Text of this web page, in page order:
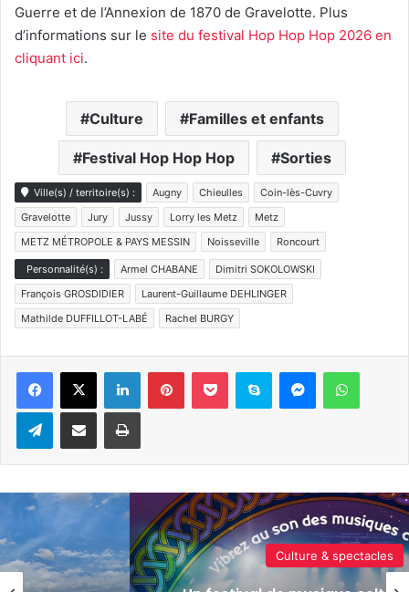
Guerre et de l’Annexion de 1870 de Gravelotte. Plus
d’informations sur le site du festival Hop Hop Hop 2026 en
cliquant ici.
Culture Familles et enfants
Festival Hop Hop Hop Sorties
Ville(s) / territoire(s) : Augny Chieulles
Coin-lès-Cuvry
Gravelotte
Jury Jussy Lorry les Metz
Metz
METZ MÉTROPOLE & PAYS MESSIN
Noisseville Roncourt
Personnalité(s) : Armel CHABANE
Dimitri SOKOLOWSKI
François GROSDIDIER
Laurent-Guillaume DEHLINGER
Mathilde DUFFILLOT-LABÉ
Rachel BURGY
LinkedinPinterestPocket Skype Messenger
TelegramPartager par e-mail Imprimer
Culture & spectacles